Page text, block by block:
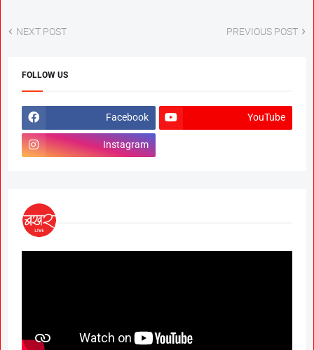
NEXT POST PREVIOUS POST
FOLLOW US
Facebook YouTube
Instagram